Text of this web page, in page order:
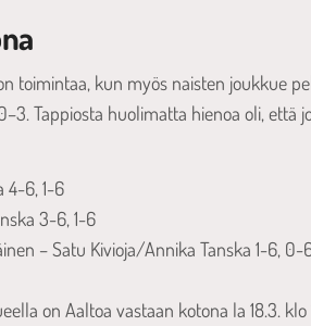
toimintaa, kun myös naisten joukkue
Tappiosta huolimatta hienoa oli, että
4-6, 1-6
3-6, 1-6
– Satu Kivioja/Annika Tanska 1-6, 0-
on Aaltoa vastaan kotona la 18.3. klo